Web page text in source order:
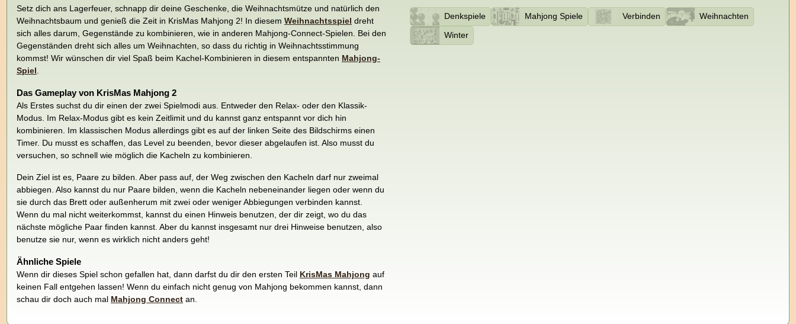
Setz dich ans Lagerfeuer, schnapp dir deine Geschenke, die Weihnachtsmütze und natürlich den
Weihnachtsbaum und genieß die Zeit in KrisMas Mahjong 2! In diesem Weihnachtsspiel dreht
sich alles darum, Gegenstände zu kombinieren, wie in anderen Mahjong-Connect-Spielen. Bei den
Gegenständen dreht sich alles um Weihnachten, so dass du richtig in Weihnachtsstimmung
kommst! Wir wünschen dir viel Spaß beim Kachel-Kombinieren in diesem entspannten Mahjong-
Spiel
Das Gameplay von KrisMas Mahjong 2
Als Erstes suchst du dir einen der zwei Spielmodi aus. Entweder den Relax- oder den Klassik-
Modus. Im Relax-Modus gibt es kein Zeitlimit und du kannst ganz entspannt vor dich hin
kombinieren. Im klassischen Modus allerdings gibt es auf der linken Seite des Bildschirms einen
Timer. Du musst es schaffen, das Level zu beenden, bevor dieser abgelaufen ist. Also musst du
versuchen, so schnell wie möglich die Kacheln zu kombinieren.
Dein Ziel ist es, Paare zu bilden. Aber pass auf, der Weg zwischen den Kacheln darf nur zweimal
abbiegen. Also kannst du nur Paare bilden, wenn die Kacheln nebeneinander liegen oder wenn du
sie durch das Brett oder außenherum mit zwei oder weniger Abbiegungen verbinden kannst.
Wenn du mal nicht weiterkommst, kannst du einen Hinweis benutzen, der dir zeigt, wo du das
nächste mögliche Paar finden kannst. Aber du kannst insgesamt nur drei Hinweise benutzen, also
benutze sie nur, wenn es wirklich nicht anders geht!
Ähnliche Spiele
Wenn dir dieses Spiel schon gefallen hat, dann darfst du dir den ersten Teil KrisMas Mahjong auf
keinen Fall entgehen lassen! Wenn du einfach nicht genug von Mahjong bekommen kannst, dann
schau dir doch auch mal Mahjong Connect an.
Denkspiele Mahjong Spiele Verbinden
Weihnachten
Winter